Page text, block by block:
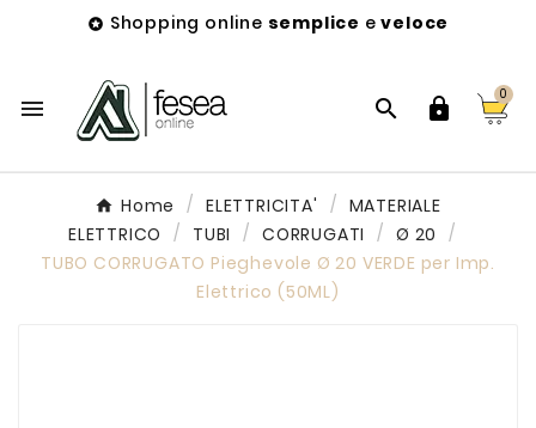
 Shopping online semplice eveloce
  
0
Home ELETTRICITA'
MATERIALE
ELETTRICO
TUBI CORRUGATI
Ø 20
TUBO CORRUGATO Pieghevole Ø 20 VERDE per Imp.
Elettrico (50ML)